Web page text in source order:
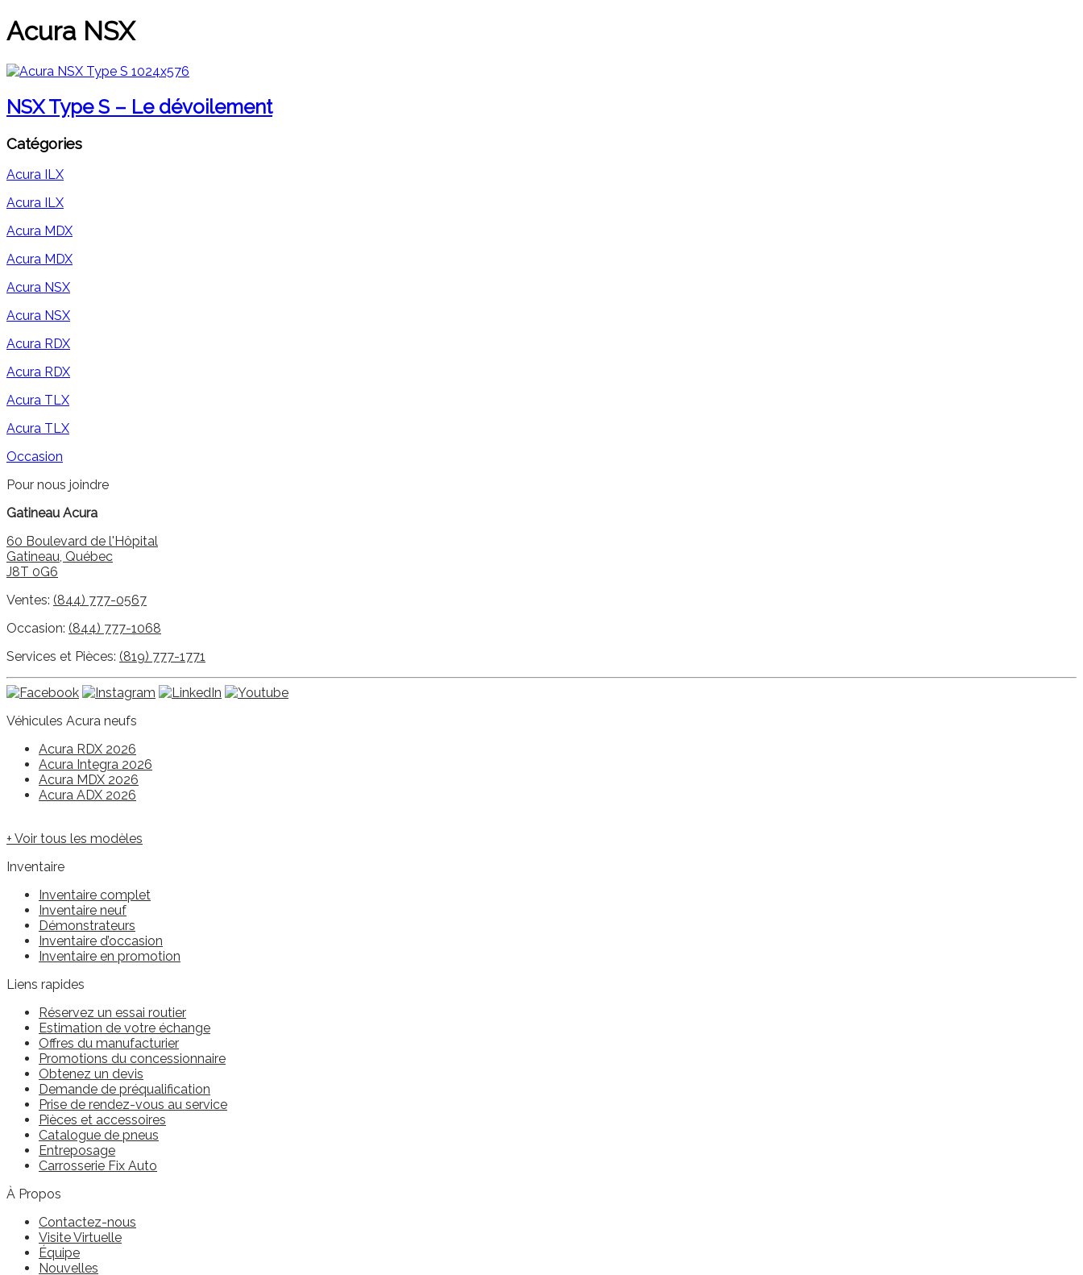
Acura NSX
NSX Type S – Le dévoilement
Catégories
Acura ILX
Acura ILX
Acura MDX
Acura MDX
Acura NSX
Acura NSX
Acura RDX
Acura RDX
Acura TLX
Acura TLX
Occasion
Pour nous joindre
Gatineau Acura
60 Boulevard de l'Hôpital
Gatineau, Québec
J8T 0G6
Ventes: (844) 777-0567
Occasion: (844) 777-1068
Services et Pièces: (819) 777-1771
Véhicules Acura neufs
Acura RDX 2026
Acura Integra 2026
Acura MDX 2026
Acura ADX 2026
+ Voir tous les modèles
Inventaire
Inventaire complet
Inventaire neuf
Démonstrateurs
Inventaire d’occasion
Inventaire en promotion
Liens rapides
Réservez un essai routier
Estimation de votre échange
Offres du manufacturier
Promotions du concessionnaire
Obtenez un devis
Demande de préqualification
Prise de rendez-vous au service
Pièces et accessoires
Catalogue de pneus
Entreposage
Carrosserie Fix Auto
À Propos
Contactez-nous
Visite Virtuelle
Équipe
Nouvelles